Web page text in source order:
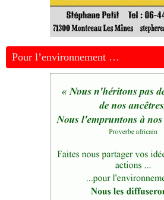
Pour l’environnement …